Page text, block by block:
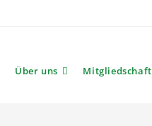
Über uns Mitgliedschaft